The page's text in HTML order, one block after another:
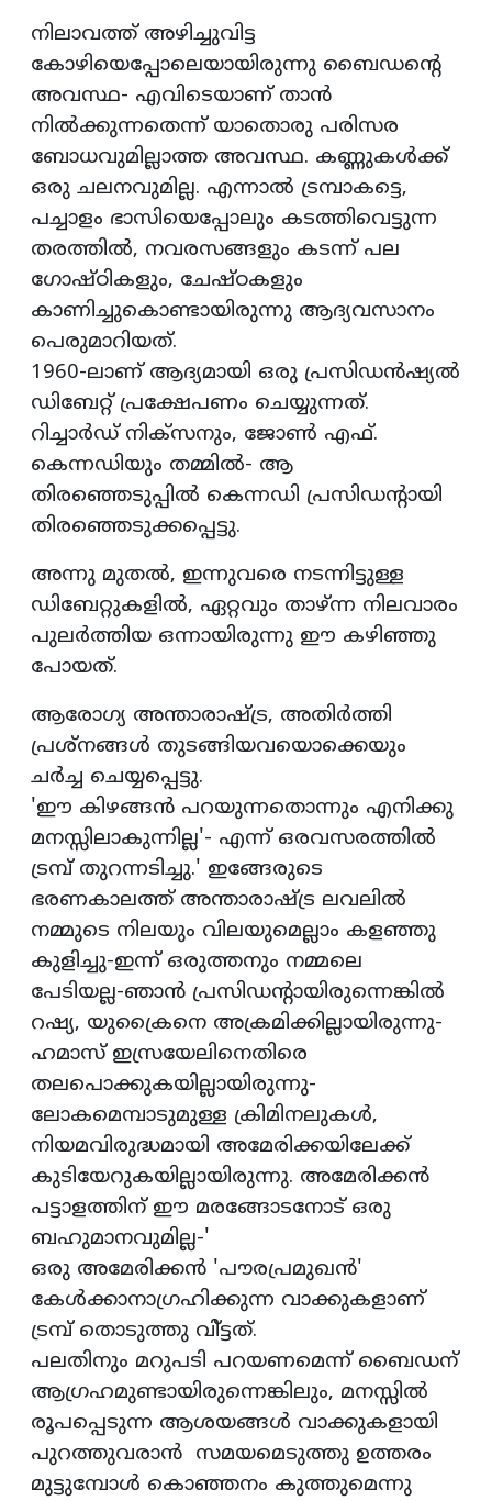
നിലാവത്ത് അഴിച്ചുവിട്ട
കോഴിയെപ്പോലെയായിരുന്നു ബൈഡന്റെ
അവസ്ഥ- എവിടെയാണ് താന്‍
നില്‍ക്കുന്നതെന്ന് യാതൊരു പരിസര
ബോധവുമില്ലാത്ത അവസ്ഥ. കണ്ണുകള്‍ക്ക്
ഒരു ചലനവുമില്ല. എന്നാല്‍ ട്രമ്പാകട്ടെ,
പച്ചാളം ഭാസിയെപ്പോലും കടത്തിവെട്ടുന്ന
തരത്തില്‍, നവരസങ്ങളും കടന്ന് പല
ഗോഷ്ഠികളും, ചേഷ്ഠകളും
കാണിച്ചുകൊണ്ടായിരുന്നു ആദ്യവസാനം
പെരുമാറിയത്.
1960-ലാണ് ആദ്യമായി ഒരു പ്രസിഡന്‍ഷ്യല്‍
ഡിബേറ്റ് പ്രക്ഷേപണം ചെയ്യുന്നത്.
റിച്ചാര്‍ഡ് നിക്‌സനും, ജോണ്‍ എഫ്.
കെന്നഡിയും തമ്മില്‍- ആ
തിരഞ്ഞെടുപ്പില്‍ കെന്നഡി പ്രസിഡന്റായി
തിരഞ്ഞെടുക്കപ്പെട്ടു.
അന്നു മുതല്‍, ഇന്നുവരെ നടന്നിട്ടുള്ള
ഡിബേറ്റുകളില്‍, ഏറ്റവും താഴ്ന്ന നിലവാരം
പുലര്‍ത്തിയ ഒന്നായിരുന്നു ഈ കഴിഞ്ഞു
പോയത്.
ആരോഗ്യ അന്താരാഷ്ട്ര, അതിര്‍ത്തി
പ്രശ്‌നങ്ങള്‍ തുടങ്ങിയവയൊക്കെയും
ചര്‍ച്ച ചെയ്യപ്പെട്ടു.
'ഈ കിഴങ്ങന്‍ പറയുന്നതൊന്നും എനിക്കു
മനസ്സിലാകുന്നില്ല'- എന്ന് ഒരവസരത്തില്‍
ട്രമ്പ് തുറന്നടിച്ചു.' ഇങ്ങേരുടെ
ഭരണകാലത്ത് അന്താരാഷ്ട്ര ലവലില്‍
നമ്മുടെ നിലയും വിലയുമെല്ലാം കളഞ്ഞു
കുളിച്ചു-ഇന്ന് ഒരുത്തനും നമ്മലെ
പേടിയല്ല-ഞാന്‍ പ്രസിഡന്റായിരുന്നെങ്കില്‍
റഷ്യ, യുക്രൈനെ അക്രമിക്കില്ലായിരുന്നു-
ഹമാസ് ഇസ്രയേലിനെതിരെ
തലപൊക്കുകയില്ലായിരുന്നു-
ലോകമെമ്പാടുമുള്ള ക്രിമിനലുകള്‍,
നിയമവിരുദ്ധമായി അമേരിക്കയിലേക്ക്
കുടിയേറുകയില്ലായിരുന്നു. അമേരിക്കന്‍
പട്ടാളത്തിന് ഈ മരങ്ങോടനോട് ഒരു
ബഹുമാനവുമില്ല-'
ഒരു അമേരിക്കന്‍ 'പൗരപ്രമുഖന്‍'
കേള്‍ക്കാനാഗ്രഹിക്കുന്ന വാക്കുകളാണ്
ട്രമ്പ് തൊടുത്തു വി്ട്ടത്.
പലതിനും മറുപടി പറയണമെന്ന് ബൈഡന്
ആഗ്രഹമുണ്ടായിരുന്നെങ്കിലും, മനസ്സില്‍
രൂപപ്പെടുന്ന ആശയങ്ങള്‍ വാക്കുകളായി
പുറത്തുവരാന്‍ സമയമെടുത്തു ഉത്തരം
മുട്ടുമ്പോള്‍ കൊഞ്ഞനം കുത്തുമെന്നു